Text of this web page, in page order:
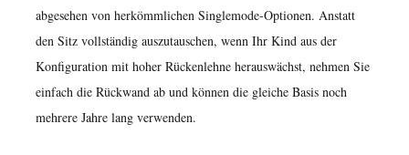
Typischer
Alters-
abgesehen von herkömmlichen Singlemode-Optionen. Anstatt
den Sitz vollständig auszutauschen, wenn Ihr Kind aus der
Konfiguration mit hoher Rückenlehne herauswächst, nehmen Sie
einfach die Rückwand ab und können die gleiche Basis noch
mehrere Jahre lang verwenden.